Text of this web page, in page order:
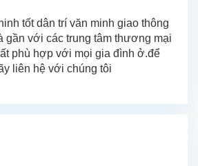
tốt dân trí văn minh giao thông
gần với các trung tâm thương mại
phù hợp với mọi gia đình ở.để
liên hệ với chúng tôi